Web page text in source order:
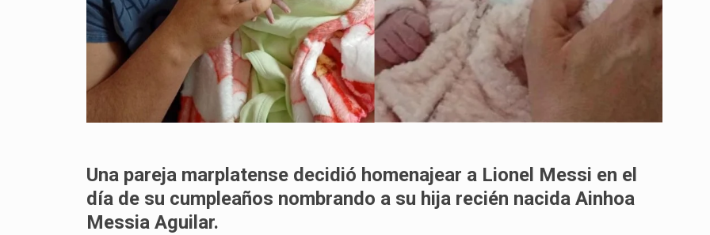
Una pareja marplatense decidió homenajear a Lionel Messi en el
día de su cumpleaños nombrando a su hija recién nacida Ainhoa
Messia Aguilar.